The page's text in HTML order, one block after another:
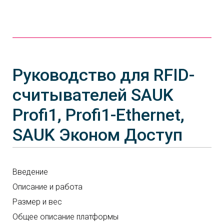
Руководство для RFID-
считывателей SAUK
Profi1, Profi1-Ethernet,
SAUK Эконом Доступ
Введение
Описание и работа
Размер и вес
Общее описание платформы